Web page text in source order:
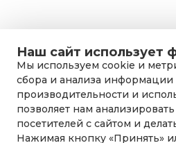
Наш сайт использует
Мы используем cookie и
сбора и анализа информации
производительности и
позволяет нам
посетителей с сайтом и
Нажимая кнопку «Принять»